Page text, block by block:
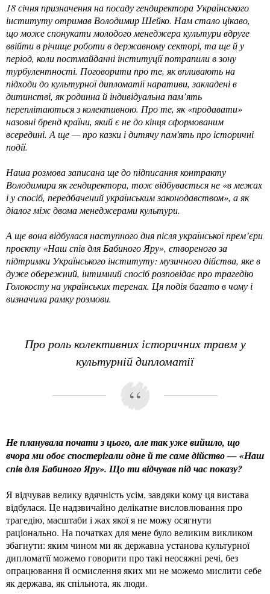
18 січня призначення на посаду гендиректора Українського
інституту отримав Володимир Шейко. Нам стало цікаво,
що може спонукати молодого менеджера культури вдруге
ввійти в річище роботи в державному секторі, та ще й у
період, коли постмайданні інституції потрапили в зону
турбулентності. Поговорити про те, як впливають на
підходи до культурної дипломатії наративи, закладені в
дитинстві, як родинна й індивідуальна пам’ять
переплітаються з колективною. Про те, як «продавати»
назовні бренд країни, який є не до кінця сформованим
всередині. А ще — про казки і дитячу пам'ять про історичні
події.
Наша розмова записана ще до підписання контракту
Володимира як гендиректора, тож відбувається не «в межах
і у спосіб, передбачений українським законодавством», а як
діалог між двома менеджерами культури.
А ще вона відбулася наступного дня після української прем’єри
проєкту «Наш спів для Бабиного Яру», створеного за
підтримки Українського інституту: музичного дійства, яке в
дуже обережний, інтимний спосіб розповідає про трагедію
Голокосту на українських теренах. Ця подія багато в чому і
визначила рамку розмови.
Про роль колективних історичних травм у
культурній дипломатії
Не планувала почати з цього, але так уже вийшло, що
вчора ми обоє спостерігали одне й те саме дійство — «Наш
спів для Бабиного Яру». Що ти відчував під час показу?
Я відчував велику вдячність усім, завдяки кому ця вистава
відбулася. Це надзвичайно делікатне висловлювання про
трагедію, масштаби і жах якої я не можу осягнути
раціонально. На початках для мене було великим викликом
збагнути: яким чином ми як державна установа культурної
дипломатії можемо говорити про такі неосяжні речі, без
опрацювання й осмислення яких ми не можемо мислити себе
як держава, як спільнота, як люди.